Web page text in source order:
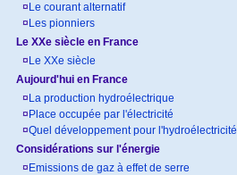
¤ Le courant alternatif
¤ Les pionniers
Le XXe siècle en France
¤ Le XXe siècle
Aujourd'hui en France
¤ La production hydroélectrique
¤ Place occupée par l'électricité
¤Quel développement pour l'hydroélectricité
Considérations sur l'énergie
¤ Emissions de gaz à effet de serre